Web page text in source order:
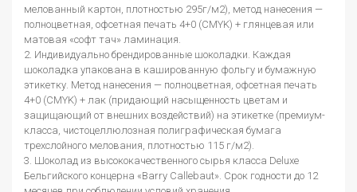
мелованный картон, плотностью 295г/м2), метод нанесения —
полноцветная, офсетная печать 4+0 (CMYK) + глянцевая или
матовая «софт тач» ламинация.
2. Индивидуально брендированные шоколадки. Каждая
шоколадка упакована в кашированную фольгу и бумажную
этикетку. Метод нанесения — полноцветная, офсетная печать
4+0 (CMYK) + лак (придающий насыщенность цветам и
защищающий от внешних воздействий) на этикетке (премиум-
класса, чистоцеллюлозная полиграфическая бумага
трехслойного мелования, плотностью 115 г/м2).
3. Шоколад из высококачественного сырья класса Deluxe
Бельгийского концерна «Barry Callebaut». Срок годности до 12